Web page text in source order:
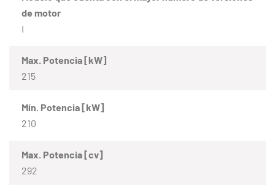
de motor
I
Max. Potencia [kW]
215
Mín. Potencia [kW]
210
Max. Potencia [cv]
292